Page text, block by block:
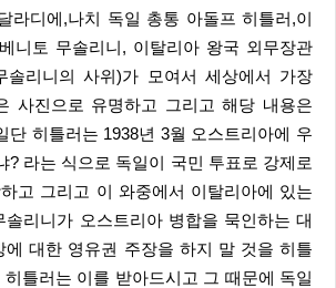
라디에,나치 독일 총통 아돌프 히틀러,이
니토 무솔리니, 이탈리아 왕국 외무장관
솔리니의 사위)가 모여서 세상에서 가장
사진으로 유명하고 그리고 해당 내용은
단 히틀러는 1938년 3월 오스트리아에 우
? 라는 식으로 독일이 국민 투표로 강제로
고 그리고 이 와중에서 이탈리아에 있는
솔리니가 오스트리아 병합을 묵인하는 대
에 대한 영유권 주장을 하지 말 것을 히틀
틀러는 이를 받아드시고 그 때문에 독일